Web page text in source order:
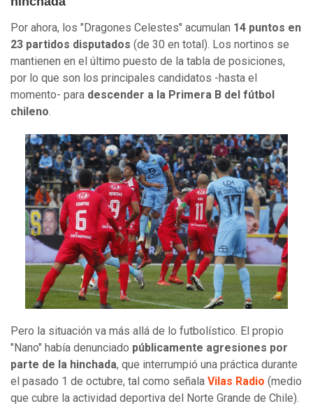
Por ahora, los "Dragones Celestes" acumulan 14 puntos en
23 partidos disputados (de 30 en total). Los nortinos se
mantienen en el último puesto de la tabla de posiciones,
por lo que son los principales candidatos -hasta el
momento- para descender a la Primera B del fútbol
chileno.
Pero la situación va más allá de lo futbolístico. El propio
"Nano" había denunciado públicamente agresiones por
parte de la hinchada, que interrumpió una práctica durante
el pasado 1 de octubre, tal como señala Vilas Radio (medio
que cubre la actividad deportiva del Norte Grande de Chile).